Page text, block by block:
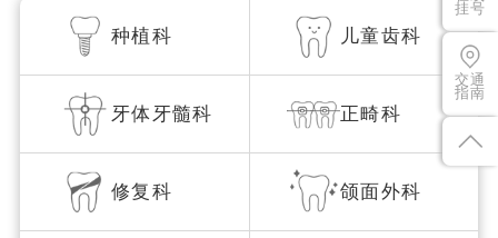
种植科 儿童齿科
牙体牙髓科 正畸科
修复科 颌面外科
挂号
交通
指南